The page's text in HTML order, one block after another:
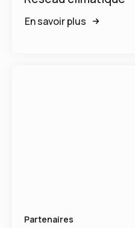
En savoir plus
Partenaires